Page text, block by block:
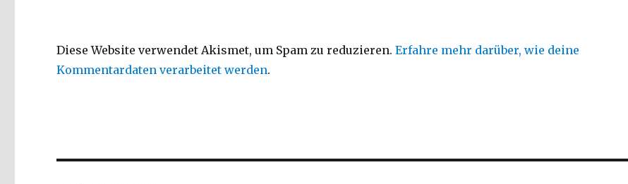
Diese Website verwendet Akismet, um Spam zu reduzieren.Erfahre mehr darüber, wie deine
Kommentardaten verarbeitet werden.